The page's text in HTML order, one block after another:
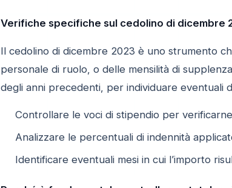
Verifiche specifiche sul cedolino di dicembre
Il cedolino di dicembre 2023 è uno strumento
personale di ruolo, o delle mensilità di
degli anni precedenti, per individuare eventuali
Controllare le voci di stipendio per
Analizzare le percentuali di indennità
Identificare eventuali mesi in cui l’importo